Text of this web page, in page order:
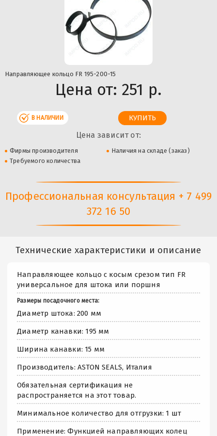
Направляющее кольцо FR 195-200-15
Цена от: 251 р.
В НАЛИЧИИ
Цена зависит от:
Фирмы производителя
Наличия на складе (заказ)
Требуемого количества
Профессиональная консультация + 7 499
372 16 50
Технические характеристики и описание
Направляющее кольцо с косым срезом тип FR
универсальное для штока или поршня
Размеры посадочного места:
Диаметр штока: 200 мм
Диаметр канавки: 195 мм
Ширина канавки: 15 мм
Производитель: ASTON SEALS, Италия
Обязательная сертификация не
распространяется на этот товар.
Минимальное количество для отгрузки: 1 шт
Применение: Функцией направляющих колец